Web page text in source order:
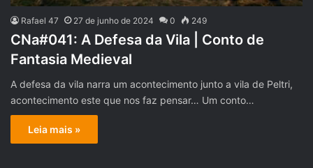
Rafael 47 27 de junho de 2024 0 249
CNa#041: A Defesa da Vila | Conto de
Fantasia Medieval
A defesa da vila narra um acontecimento junto a vila de Peltri,
acontecimento este que nos faz pensar… Um conto…
Leia mais »